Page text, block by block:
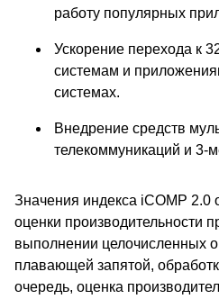
работу популярных
Ускорение перехода к
системам и
системах.
Внедрение средств
телекоммуникаций и 3-
Значения индекса iCOMP 2.0
оценки производительности
выполнении целочисленных
плавающей запятой,
очередь, оценка